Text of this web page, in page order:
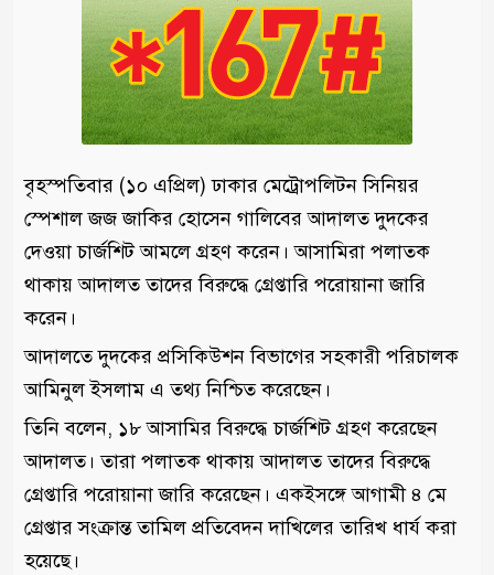
বৃহস্পতিবার (১০ এপ্রিল) ঢাকার মেট্রোপলিটন সিনিয়র
স্পেশাল জজ জাকির হোসেন গালিবের আদালত দুদকের
দেওয়া চার্জশিট আমলে গ্রহণ করেন। আসামিরা পলাতক
থাকায় আদালত তাদের বিরুদ্ধে গ্রেপ্তারি পরোয়ানা জারি
করেন।
আদালতে দুদকের প্রসিকিউশন বিভাগের সহকারী পরিচালক
আমিনুল ইসলাম এ তথ্য নিশ্চিত করেছেন।
তিনি বলেন, ১৮ আসামির বিরুদ্ধে চার্জশিট গ্রহণ করেছেন
আদালত। তারা পলাতক থাকায় আদালত তাদের বিরুদ্ধে
গ্রেপ্তারি পরোয়ানা জারি করেছেন। একইসঙ্গে আগামী ৪ মে
গ্রেপ্তার সংক্রান্ত তামিল প্রতিবেদন দাখিলের তারিখ ধার্য করা
হয়েছে।